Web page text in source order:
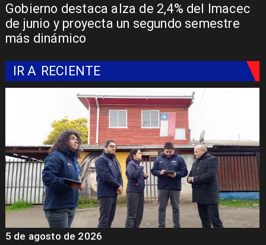
Gobierno destaca alza de 2,4% del Imacec
de junio y proyecta un segundo semestre
más dinámico
IR A RECIENTE
5 de agosto de 2026